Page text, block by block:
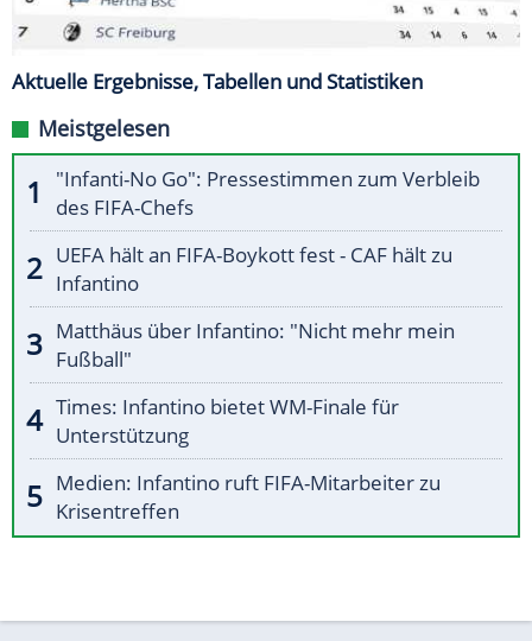
Aktuelle Ergebnisse, Tabellen und Statistiken
Meistgelesen
"Infanti-No Go": Pressestimmen zum Verbleib
des FIFA-Chefs
UEFA hält an FIFA-Boykott fest - CAF hält zu
Infantino
Matthäus über Infantino: "Nicht mehr mein
Fußball"
Times: Infantino bietet WM-Finale für
Unterstützung
Medien: Infantino ruft FIFA-Mitarbeiter zu
Krisentreffen